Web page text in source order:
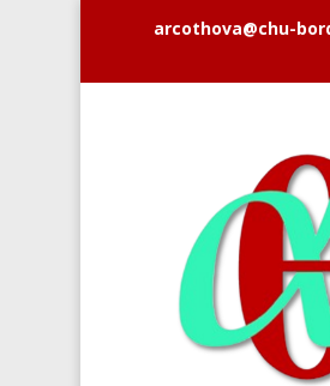
arcothova@chu-